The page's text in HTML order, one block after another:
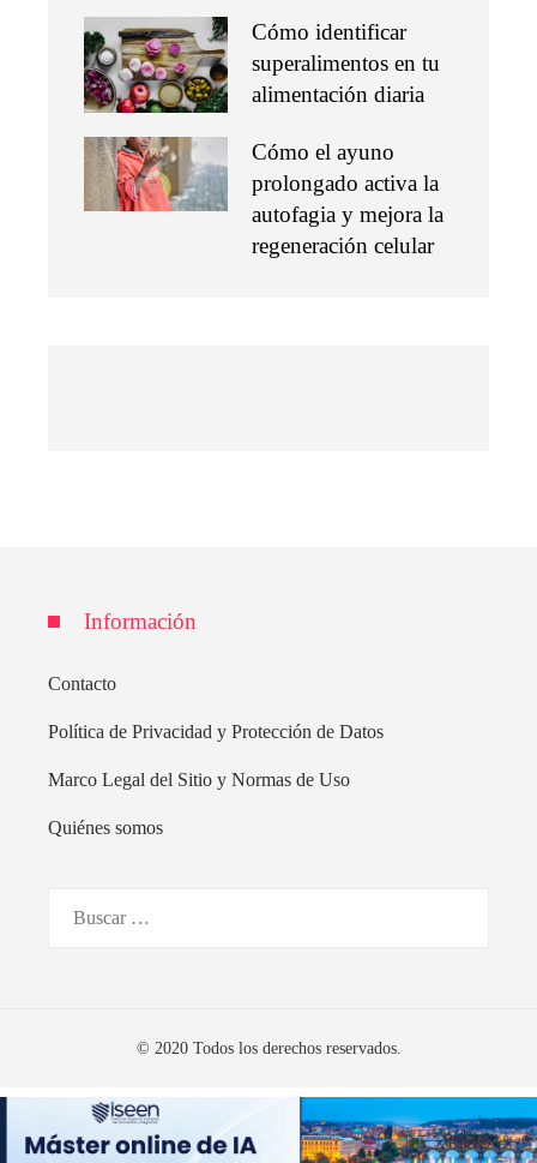
Cómo identificar
superalimentos en tu
alimentación diaria
Cómo el ayuno
prolongado activa la
autofagia y mejora la
regeneración celular
Información
Contacto
Política de Privacidad y Protección de Datos
Marco Legal del Sitio y Normas de Uso
Quiénes somos
© 2020 Todos los derechos reservados.